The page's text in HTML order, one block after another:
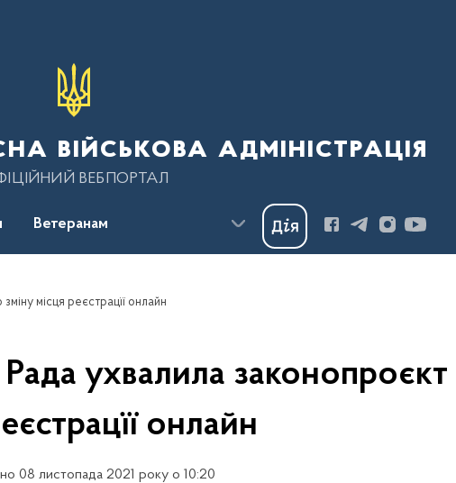
військова адміністрація
ВЕБПОРТАЛ
Ветеранам
місця реєстрацїї онлайн
ухвалила
онлайн
08 листопада 2021 року о 10:20